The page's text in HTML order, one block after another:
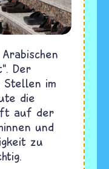
Der
im
die
auf der
und
zu